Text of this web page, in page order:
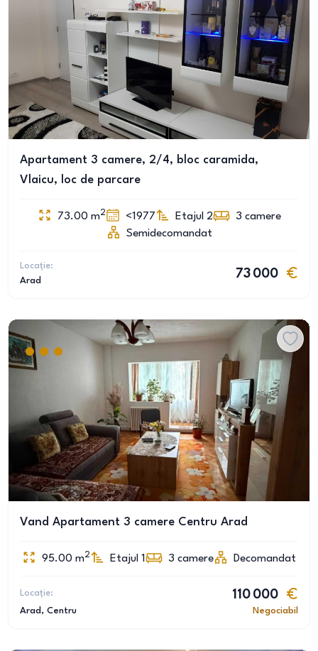
Apartament 3 camere, 2/4, bloc caramida,
Vlaicu, loc de parcare
73.00 m2 <1977 Etajul 2 3 camere
Semidecomandat
Locație:
Arad
73 000
Vand Apartament 3 camere Centru Arad
95.00 m2 Etajul 1 3 camere Decomandat
Locație:
Arad , Centru
110 000
Negociabil